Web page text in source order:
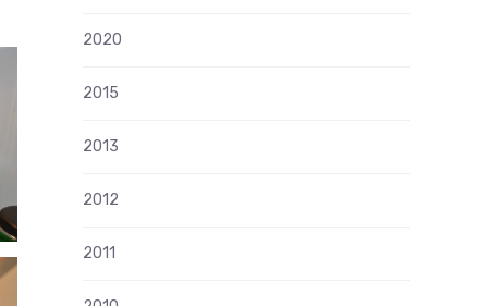
2020
2015
2013
2012
2011